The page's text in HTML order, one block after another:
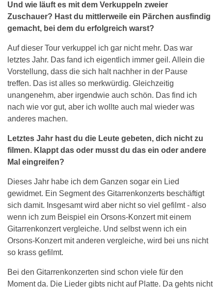
Und wie läuft es mit dem Verkuppeln zweier
Zuschauer? Hast du mittlerweile ein Pärchen ausfindig
gemacht, bei dem du erfolgreich warst?
Auf dieser Tour verkuppel ich gar nicht mehr. Das war
letztes Jahr. Das fand ich eigentlich immer geil. Allein die
Vorstellung, dass die sich halt nachher in der Pause
treffen. Das ist alles so merkwürdig. Gleichzeitig
unangenehm, aber irgendwie auch schön. Das find ich
nach wie vor gut, aber ich wollte auch mal wieder was
anderes machen.
Letztes Jahr hast du die Leute gebeten, dich nicht zu
filmen. Klappt das oder musst du das ein oder andere
Mal eingreifen?
Dieses Jahr habe ich dem Ganzen sogar ein Lied
gewidmet. Ein Segment des Gitarrenkonzerts beschäftigt
sich damit. Insgesamt wird aber nicht so viel gefilmt - also
wenn ich zum Beispiel ein Orsons-Konzert mit einem
Gitarrenkonzert vergleiche. Und selbst wenn ich ein
Orsons-Konzert mit anderen vergleiche, wird bei uns nicht
so krass gefilmt.
Bei den Gitarrenkonzerten sind schon viele für den
Moment da. Die Lieder gibts nicht auf Platte. Da gehts nicht